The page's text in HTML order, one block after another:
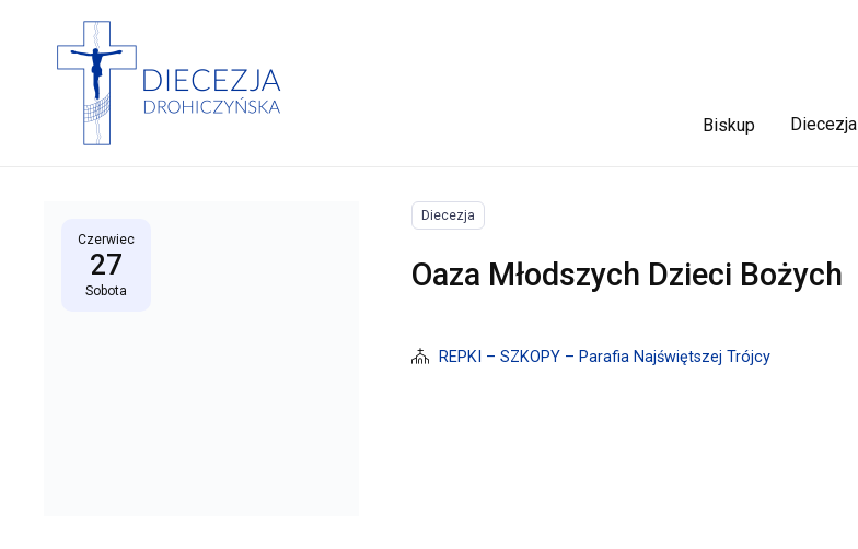
Biskup Diecezja
Czerwiec
27
Sobota
Diecezja
Oaza Młodszych Dzieci Bożych
REPKI – SZKOPY – Parafia Najświętszej Trójcy